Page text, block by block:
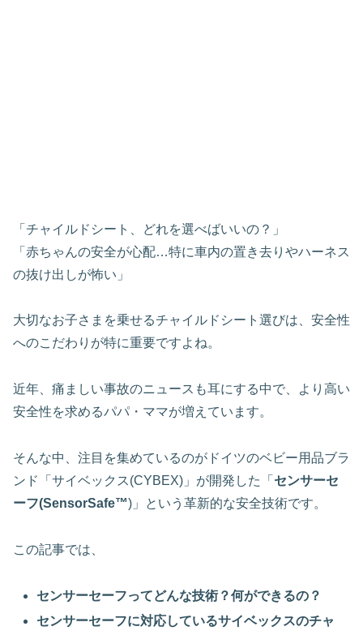
「チャイルドシート、どれを選べばいいの？」
「赤ちゃんの安全が心配…特に車内の置き去りやハーネス
の抜け出しが怖い」
大切なお子さまを乗せるチャイルドシート選びは、安全性
へのこだわりが特に重要ですよね。
近年、痛ましい事故のニュースも耳にする中で、より高い
安全性を求めるパパ・ママが増えています。
そんな中、注目を集めているのがドイツのベビー用品ブラ
ンド「サイベックス(CYBEX)」が開発した「 センサーセ
ーフ(SensorSafe™)」という革新的な安全技術です。
この記事では、
センサーセーフってどんな技術？何ができるの？
センサーセーフに対応しているサイベックスのチャ